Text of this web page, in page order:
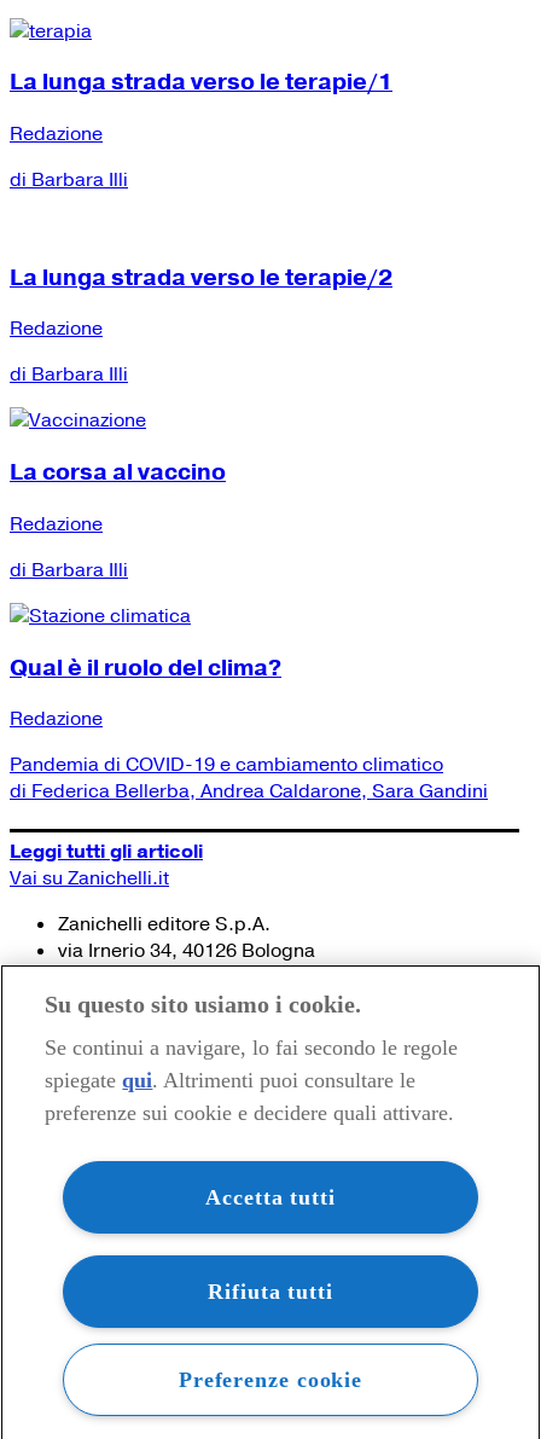
La lunga strada verso le terapie/1
Redazione
di Barbara Illi
La lunga strada verso le terapie/2
Redazione
di Barbara Illi
La corsa al vaccino
Redazione
di Barbara Illi
Qual è il ruolo del clima?
Redazione
Pandemia di COVID-19 e cambiamento climatico
di Federica Bellerba, Andrea Caldarone, Sara Gandini
Leggi tutti gli articoli
Vai su Zanichelli.it
Zanichelli editore S.p.A.
via Irnerio 34, 40126 Bologna
Tel. 051- 293.111 / 245.024
© 2020 Zanichelli Editore spa
Contatti e recapiti
my.zanichelli.it
Filiali e agenzie
Acquisti: informazioni precontrattuali
Area stampa
Privacy
Su questo sito usiamo i cookie.
Se continui a navigare, lo fai secondo le regole
spiegate qui. Altrimenti puoi consultare le
preferenze sui cookie e decidere quali attivare.
Accetta tutti
Rifiuta tutti
Preferenze cookie